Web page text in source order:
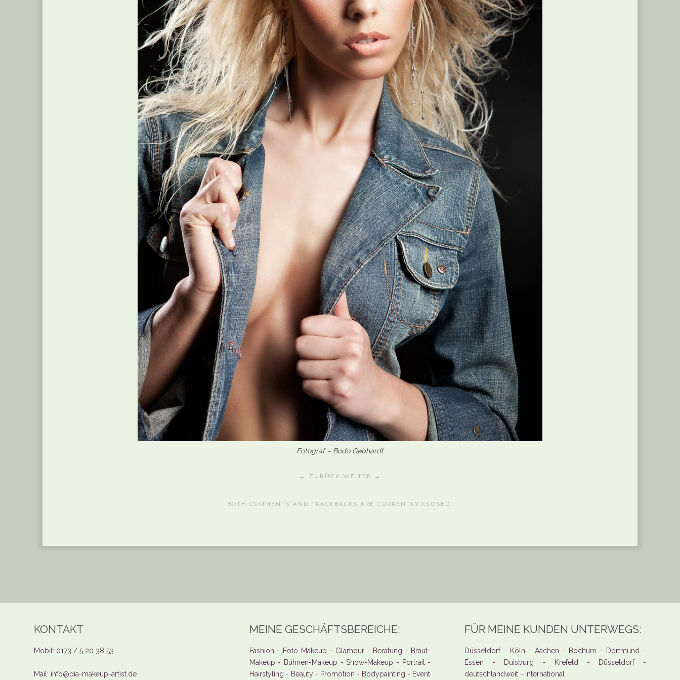
Fotograf – Bodo Gebhardt
← ZURÜCK WEITER →
BOTH COMMENTS AND TRACKBACKS ARE CURRENTLY CLOSED.
KONTAKT
Mobil: 0173 / 5 20 38 53
Mail: info@pia-makeup-artist.de
MEINE GESCHÄFTSBEREICHE:
Fashion - Foto-Makeup - Glamour - Beratung - Braut-
Makeup - Bühnen-Makeup - Show-Makeup - Portrait -
Hairstyling - Beauty - Promotion - Bodypainting - Event
FÜR MEINE KUNDEN UNTERWEGS:
Düsseldorf - Köln - Aachen - Bochum - Dortmund -
Essen - Duisburg - Krefeld - Düsseldorf -
deutschlandweit - international